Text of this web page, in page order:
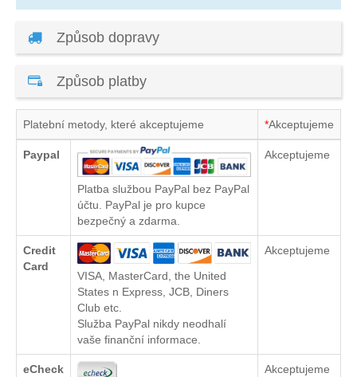
Způsob dopravy
Způsob platby
Platební metody, které akceptujeme *Akceptujeme
Paypal
Platba službou PayPal bez PayPal
účtu. PayPal je pro kupce
bezpečný a zdarma.
Akceptujeme
Credit
Card
VISA, MasterCard, the United
States n Express, JCB, Diners
Club etc.
Služba PayPal nikdy neodhalí
vaše finanční informace.
Akceptujeme
eCheck Akceptujeme